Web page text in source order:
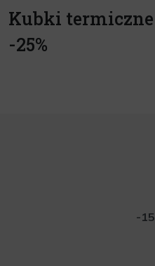
Kubki termiczne
-25%
-